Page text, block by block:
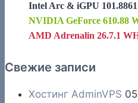
Intel Arc & iGPU
NVIDIA GeForce 610.88
AMD Adrenalin 26.7.1
Свежие записи
Хостинг AdminVPS